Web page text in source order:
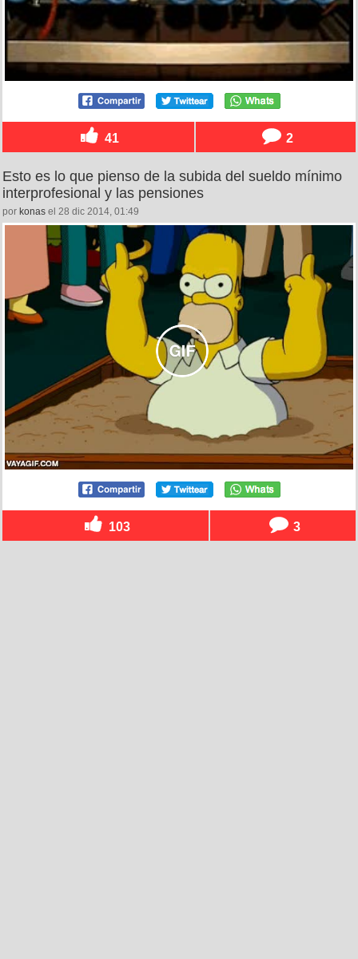
41 2
Esto es lo que pienso de la subida del sueldo mínimo
interprofesional y las pensiones
por konas el 28 dic 2014, 01:49
103 3